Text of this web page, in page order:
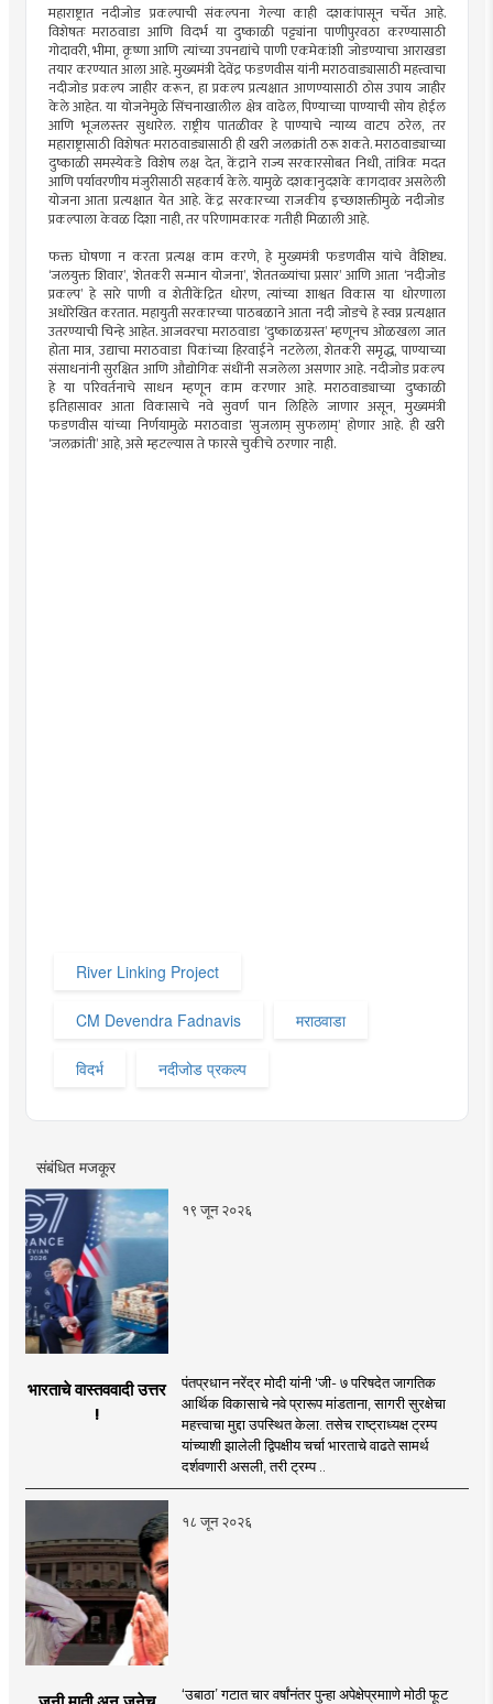
महाराष्ट्रात नदीजोड प्रकल्पाची संकल्पना गेल्या काही दशकांपासून चर्चेत आहे.
विशेषतः मराठवाडा आणि विदर्भ या दुष्काळी पट्ट्यांना पाणीपुरवठा करण्यासाठी
गोदावरी, भीमा, कृष्णा आणि त्यांच्या उपनद्यांचे पाणी एकमेकांशी जोडण्याचा आराखडा
तयार करण्यात आला आहे. मुख्यमंत्री देवेंद्र फडणवीस यांनी मराठवाड्यासाठी महत्त्वाचा
नदीजोड प्रकल्प जाहीर करून, हा प्रकल्प प्रत्यक्षात आणण्यासाठी ठोस उपाय जाहीर
केले आहेत. या योजनेमुळे सिंचनाखालील क्षेत्र वाढेल, पिण्याच्या पाण्याची सोय होईल
आणि भूजलस्तर सुधारेल. राष्ट्रीय पातळीवर हे पाण्याचे न्याय्य वाटप ठरेल, तर
महाराष्ट्रासाठी विशेषतः मराठवाड्यासाठी ही खरी जलक्रांती ठरू शकते. मराठवाड्याच्या
दुष्काळी समस्येकडे विशेष लक्ष देत, केंद्राने राज्य सरकारसोबत निधी, तांत्रिक मदत
आणि पर्यावरणीय मंजुरीसाठी सहकार्य केले. यामुळे दशकानुदशके कागदावर असलेली
योजना आता प्रत्यक्षात येत आहे. केंद्र सरकारच्या राजकीय इच्छाशक्तीमुळे नदीजोड
प्रकल्पाला केवळ दिशा नाही, तर परिणामकारक गतीही मिळाली आहे.
फक्त घोषणा न करता प्रत्यक्ष काम करणे, हे मुख्यमंत्री फडणवीस यांचे वैशिष्ट्य.
‘जलयुक्त शिवार’, ‘शेतकरी सन्मान योजना’, ‘शेततळ्यांचा प्रसार’ आणि आता ‘नदीजोड
प्रकल्प’ हे सारे पाणी व शेतीकेंद्रित धोरण, त्यांच्या शाश्वत विकास या धोरणाला
अधोरेखित करतात. महायुती सरकारच्या पाठबळाने आता नदी जोडचे हे स्वप्न प्रत्यक्षात
उतरण्याची चिन्हे आहेत. आजवरचा मराठवाडा ‘दुष्काळग्रस्त’ म्हणूनच ओळखला जात
होता मात्र, उद्याचा मराठवाडा पिकांच्या हिरवाईने नटलेला, शेतकरी समृद्ध, पाण्याच्या
संसाधनांनी सुरक्षित आणि औद्योगिक संधींनी सजलेला असणार आहे. नदीजोड प्रकल्प
हे या परिवर्तनाचे साधन म्हणून काम करणार आहे. मराठवाड्याच्या दुष्काळी
इतिहासावर आता विकासाचे नवे सुवर्ण पान लिहिले जाणार असून, मुख्यमंत्री
फडणवीस यांच्या निर्णयामुळे मराठवाडा ‘सुजलाम् सुफलाम्’ होणार आहे. ही खरी
‘जलक्रांती’ आहे, असे म्हटल्यास ते फारसे चुकीचे ठरणार नाही.
River Linking Project
CM Devendra Fadnavis मराठवाडा
विदर्भ नदीजोड प्रकल्प
संबंधित मजकूर
१९ जून २०२६
भारताचे वास्तववादी उत्तर
!
पंतप्रधान नरेंद्र मोदी यांनी 'जी- ७ परिषदेत जागतिक
आर्थिक विकासाचे नवे प्रारूप मांडताना, सागरी सुरक्षेचा
महत्त्वाचा मुद्दा उपस्थित केला. तसेच राष्ट्राध्यक्ष ट्रम्प
यांच्याशी झालेली द्विपक्षीय चर्चा भारताचे वाढते सामर्थ
दर्शवणारी असली, तरी ट्रम्प ..
१८ जून २०२६
‘उबाठा’ गटात चार वर्षांनंतर पुन्हा अपेक्षेप्रमााणे मोठी फूट